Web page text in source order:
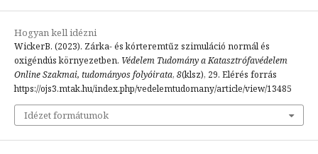
Hogyan kell idézni
WickerB. (2023). Zárka- és kórteremtűz szimuláció normál és
oxigéndús környezetben. Védelem Tudomány a Katasztrófavédelem
Online Szakmai, tudományos folyóirata, 8(klsz), 29. Elérés forrás
https://ojs3.mtak.hu/index.php/vedelemtudomany/article/view/13485
Idézet formátumok